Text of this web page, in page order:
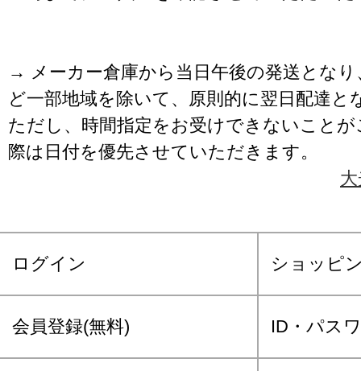
→ メーカー倉庫から当日午後の発送となり
ど一部地域を除いて、原則的に翌日配達と
ただし、時間指定をお受けできないこと
際は日付を優先させていただきます。
ログイン ショッピ
会員登録(無料) ID・パス